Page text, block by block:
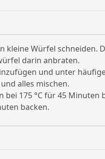
Würfel schneiden.
darin anbraten.
und unter
alles mischen.
175 °C für 45 Minuten
backen.